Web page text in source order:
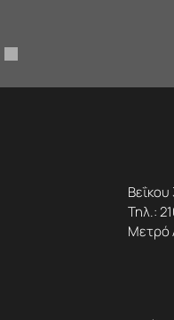
Βεΐκου
Τηλ.:
Μετρό